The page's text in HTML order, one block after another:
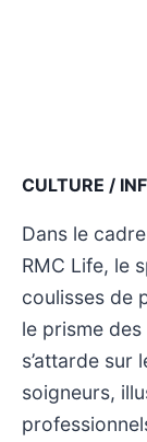
CULTURE /
Dans le
RMC Life, le
coulisses de
le prisme
s’attarde sur
soigneurs,